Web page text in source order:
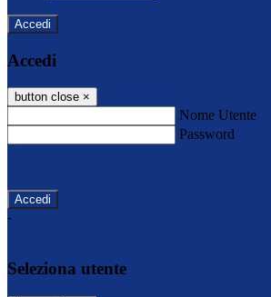
Accedi
Accedi
button close ×
Nome Utente
Password
-
Seleziona utente